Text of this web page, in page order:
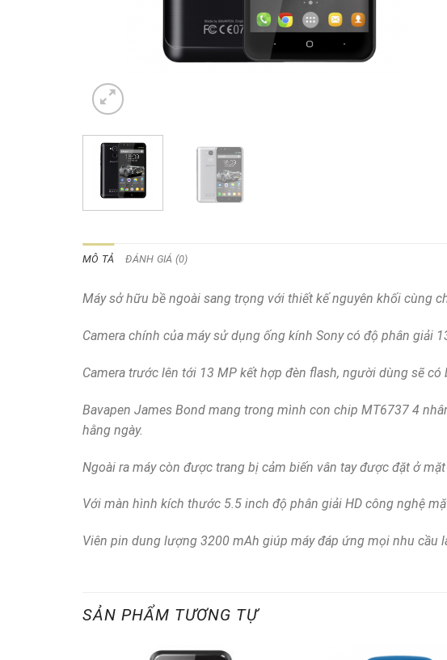
MÔ TẢ ĐÁNH GIÁ (0)
Máy sở hữu bề ngoài sang trọng với thiết kế nguyên khối cùng
Camera chính của máy sử dụng ống kính Sony có độ phân giải
Camera trước lên tới 13 MP kết hợp đèn flash, người dùng sẽ
Bavapen James Bond mang trong mình con chip MT6737 4
hằng ngày.
Ngoài ra máy còn được trang bị cảm biến vân tay được đặt ở
Với màn hình kích thước 5.5 inch độ phân giải HD công nghệ
Viên pin dung lượng 3200 mAh giúp máy đáp ứng mọi nhu cầu
SẢN PHẨM TƯƠNG TỰ